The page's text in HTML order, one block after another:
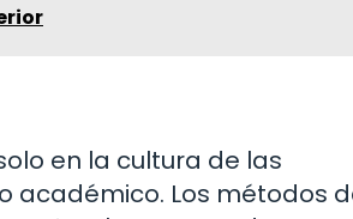
en la cultura de las
académico. Los métodos